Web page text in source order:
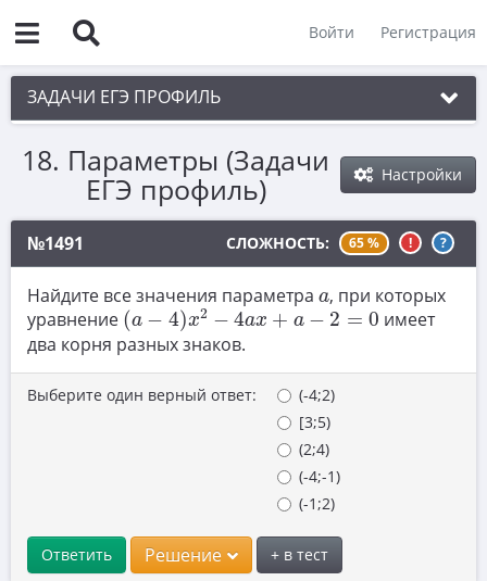
Войти Регистрация
ЗАДАЧИ ЕГЭ ПРОФИЛЬ
1. Планиметрия
2. Векторы
3. Стереометрия
5. Теория вероятностей
6. Уравнения
7. Нахождение значений выражений
9. Задачи прикладного содержания
11. Графики функций
Настройки
18. Параметры (Задачи
ЕГЭ профиль)
№1491 СЛОЖНОСТЬ: 65 % ! ?
Найдите все значения параметра a
a, при которых
уравнение (a − 4)x2 − 4ax + a − 2 = 0
(a−4)x2−4 ax+a−2=0
имеет
два корня разных знаков.
Выберите один верный ответ:
(-4;2)
[3;5)
(2;4)
(-4;-1)
(-1;2)
Ответить Решение + в тест